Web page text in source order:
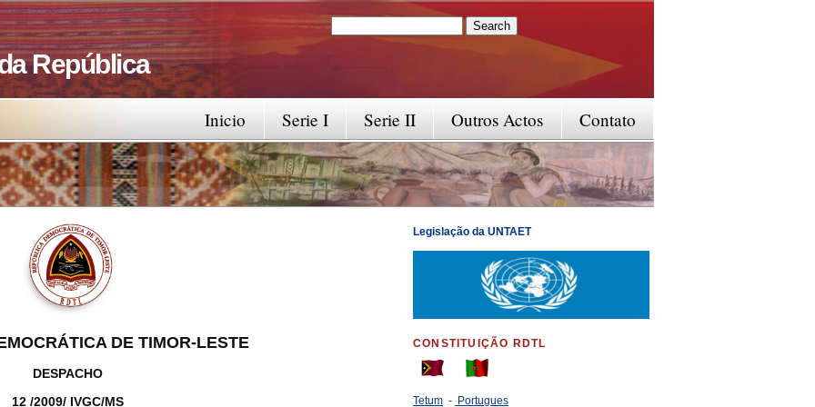
República
Search form
Contato
Outros Actos
Serie II
Serie I
Inicio
DE TIMOR-LESTE
DESPACHO
12 /2009/ IVGC/MS
Legislação da UNTAET
CONSTITUIÇÃO RDTL
Tetum - Portugues